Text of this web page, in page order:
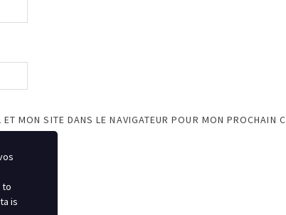
MON SITE DANS LE NAVIGATEUR POUR MON PROCHAIN
to
is